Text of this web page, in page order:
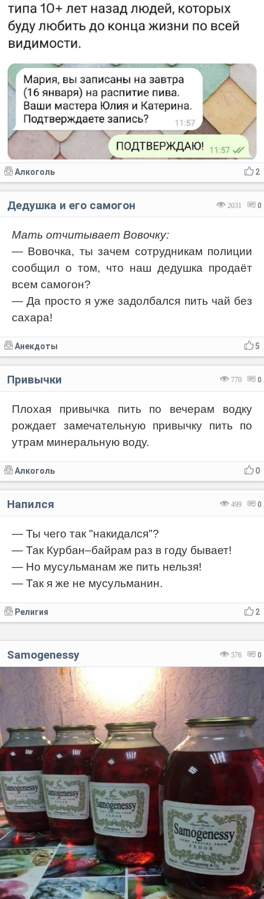
2
Алкоголь
2031 0
Дедушка и его самогон
Мать отчитывает Вовочку:
— Вовочка, ты зачем сотрудникам полиции
сообщил о том, что наш дедушка продаёт
всем самогон?
— Да просто я уже задолбался пить чай без
сахара!
5
Анекдоты
770 0
Привычки
Плохая привычка пить по вечерам водку
рождает замечательную привычку пить по
утрам минеральную воду.
0
Алкоголь
499 0
Напился
— Ты чего так "накидался"?
— Так Курбан–байрам раз в году бывает!
— Но мусульманам же пить нельзя!
— Так я же не мусульманин.
2
Религия
576 0
Samogenessy